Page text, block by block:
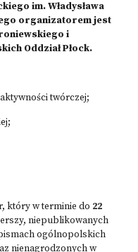
im. Władysława
organizatorem jest
i
Oddział Płock.
twórczej;
który w terminie do 22
niepublikowanych
ogólnopolskich
nienagrodzonych w